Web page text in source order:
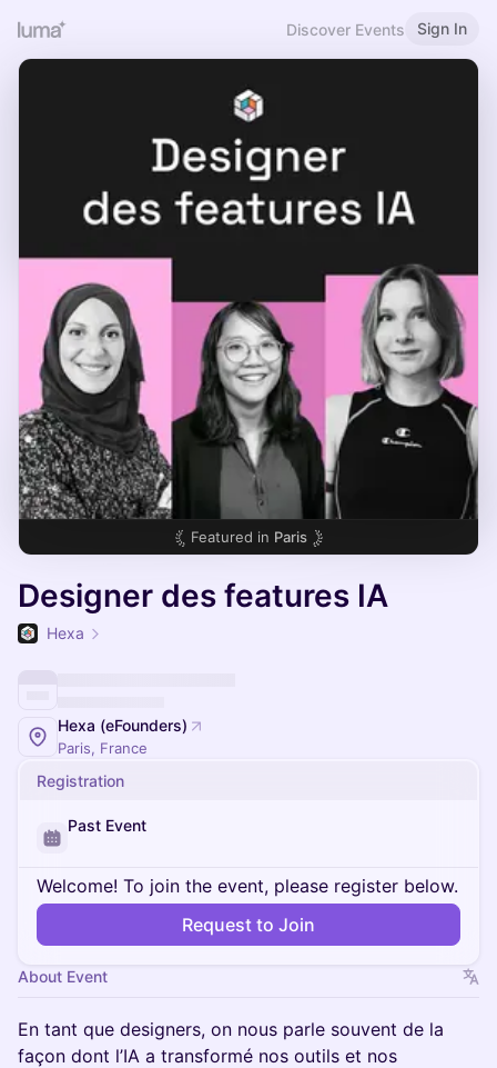
Discover Events Sign In
Featured in Paris
Designer des features IA
Hexa
Hexa (eFounders)
Paris, France
Registration
Past Event
Welcome! To join the event, please register below.
Request to Join
About Event
En tant que designers, on nous parle souvent de la
façon dont l’IA a transformé nos outils et nos